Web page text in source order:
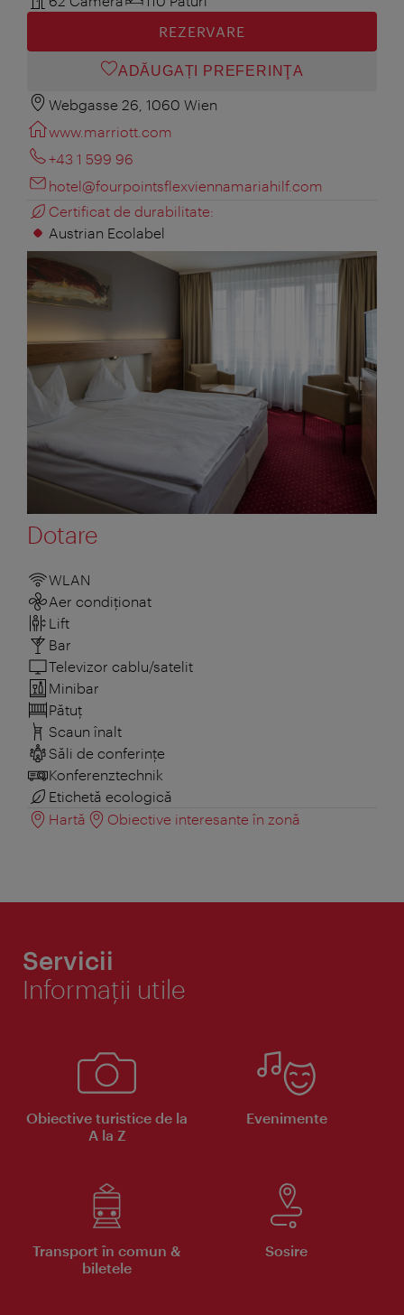
REZERVARE
ADĂUGAȚI PREFERINŢA
Webgasse 26, 1060 Wien
www.marriott.com
+43 1 599 96
hotel@fourpointsflexviennamariahilf.com
Certificat de durabilitate:
Austrian Ecolabel
Dotare
WLAN
Aer condiționat
Lift
Bar
Televizor cablu/satelit
Minibar
Pătuţ
Scaun înalt
Săli de conferințe
Konferenztechnik
Etichetă ecologică
Hartă
Obiective interesante în zonă
Servicii
Informaţii utile
Obiective turistice de la
A la Z
Evenimente
Transport în comun &
biletele
Sosire